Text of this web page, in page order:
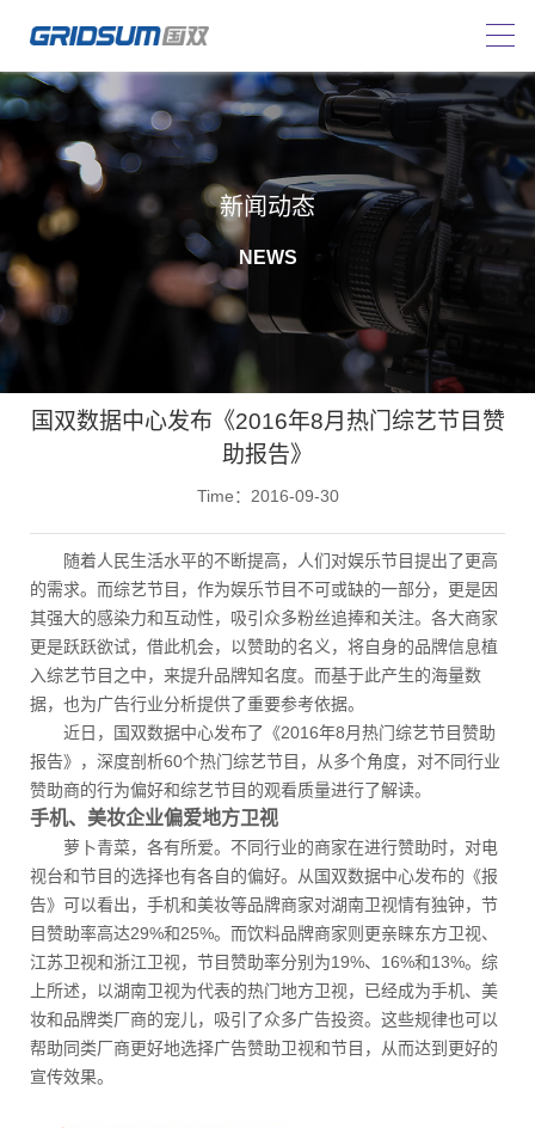
新闻动态
NEWS
国双数据中心发布《2016年8月热门综艺节目赞
助报告》
Time：2016-09-30
随着人民生活水平的不断提高，人们对娱乐节目提出了更高
的需求。而综艺节目，作为娱乐节目不可或缺的一部分，更是因
其强大的感染力和互动性，吸引众多粉丝追捧和关注。各大商家
更是跃跃欲试，借此机会，以赞助的名义，将自身的品牌信息植
入综艺节目之中，来提升品牌知名度。而基于此产生的海量数
据，也为广告行业分析提供了重要参考依据。
近日，国双数据中心发布了《2016年8月热门综艺节目赞助
报告》，深度剖析60个热门综艺节目，从多个角度，对不同行业
赞助商的行为偏好和综艺节目的观看质量进行了解读。
手机、美妆企业偏爱地方卫视
萝卜青菜，各有所爱。不同行业的商家在进行赞助时，对电
视台和节目的选择也有各自的偏好。从国双数据中心发布的《报
告》可以看出，手机和美妆等品牌商家对湖南卫视情有独钟，节
目赞助率高达29%和25%。而饮料品牌商家则更亲睐东方卫视、
江苏卫视和浙江卫视，节目赞助率分别为19%、16%和13%。综
上所述，以湖南卫视为代表的热门地方卫视，已经成为手机、美
妆和品牌类厂商的宠儿，吸引了众多广告投资。这些规律也可以
帮助同类厂商更好地选择广告赞助卫视和节目，从而达到更好的
宣传效果。